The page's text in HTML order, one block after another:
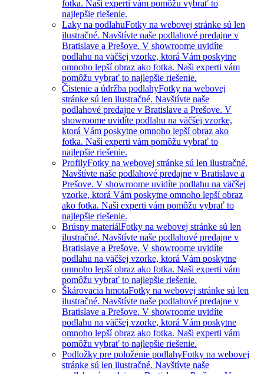
fotka. Naši experti vám pomôžu vybrať to
najlepšie riešenie.
Laky na podlahuFotky na webovej stránke sú len
ilustračné. Navštívte naše podlahové predajne v
Bratislave a Prešove. V showroome uvidíte
podlahu na väčšej vzorke, ktorá Vám poskytne
omnoho lepší obraz ako fotka. Naši experti vám
pomôžu vybrať to najlepšie riešenie.
Čistenie a údržba podlahyFotky na webovej
stránke sú len ilustračné. Navštívte naše
podlahové predajne v Bratislave a Prešove. V
showroome uvidíte podlahu na väčšej vzorke,
ktorá Vám poskytne omnoho lepší obraz ako
fotka. Naši experti vám pomôžu vybrať to
najlepšie riešenie.
ProfilyFotky na webovej stránke sú len ilustračné.
Navštívte naše podlahové predajne v Bratislave a
Prešove. V showroome uvidíte podlahu na väčšej
vzorke, ktorá Vám poskytne omnoho lepší obraz
ako fotka. Naši experti vám pomôžu vybrať to
najlepšie riešenie.
Brúsny materiálFotky na webovej stránke sú len
ilustračné. Navštívte naše podlahové predajne v
Bratislave a Prešove. V showroome uvidíte
podlahu na väčšej vzorke, ktorá Vám poskytne
omnoho lepší obraz ako fotka. Naši experti vám
pomôžu vybrať to najlepšie riešenie.
Škárovacia hmotaFotky na webovej stránke sú len
ilustračné. Navštívte naše podlahové predajne v
Bratislave a Prešove. V showroome uvidíte
podlahu na väčšej vzorke, ktorá Vám poskytne
omnoho lepší obraz ako fotka. Naši experti vám
pomôžu vybrať to najlepšie riešenie.
Podložky pre položenie podlahyFotky na webovej
stránke sú len ilustračné. Navštívte naše